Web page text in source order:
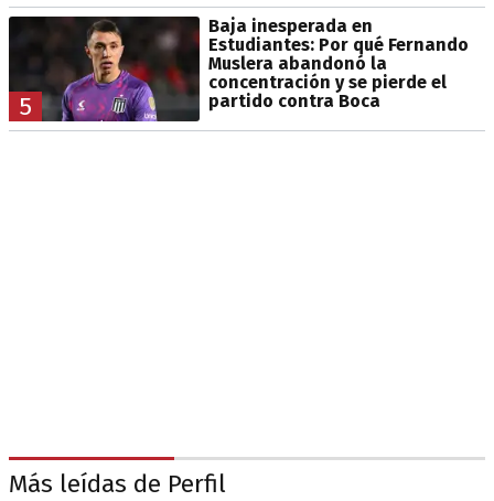
5
Baja inesperada en
Estudiantes: Por qué Fernando
Muslera abandonó la
concentración y se pierde el
partido contra Boca
Más leídas de Perfil